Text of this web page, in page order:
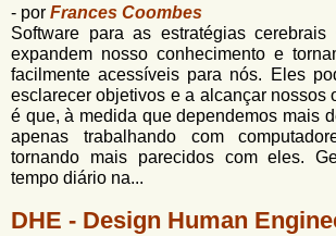
- por Frances Coombes
Software para as estratégias cerebrais
expandem nosso conhecimento e
facilmente acessíveis para nós. Eles
esclarecer objetivos e a alcançar nossos
é que, à medida que dependemos mais
apenas trabalhando com
tornando mais parecidos com eles.
tempo diário na...
DHE - Design Human